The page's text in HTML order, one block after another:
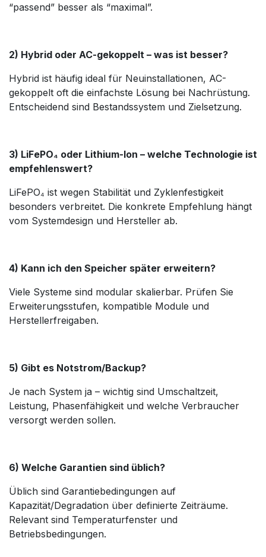
“passend” besser als “maximal”.
2) Hybrid oder AC-gekoppelt – was ist besser?
Hybrid ist häufig ideal für Neuinstallationen, AC-
gekoppelt oft die einfachste Lösung bei Nachrüstung.
Entscheidend sind Bestandssystem und Zielsetzung.
3) LiFePO₄ oder Lithium-Ion – welche Technologie ist
empfehlenswert?
LiFePO₄ ist wegen Stabilität und Zyklenfestigkeit
besonders verbreitet. Die konkrete Empfehlung hängt
vom Systemdesign und Hersteller ab.
4) Kann ich den Speicher später erweitern?
Viele Systeme sind modular skalierbar. Prüfen Sie
Erweiterungsstufen, kompatible Module und
Herstellerfreigaben.
5) Gibt es Notstrom/Backup?
Je nach System ja – wichtig sind Umschaltzeit,
Leistung, Phasenfähigkeit und welche Verbraucher
versorgt werden sollen.
6) Welche Garantien sind üblich?
Üblich sind Garantiebedingungen auf
Kapazität/Degradation über definierte Zeiträume.
Relevant sind Temperaturfenster und
Betriebsbedingungen.